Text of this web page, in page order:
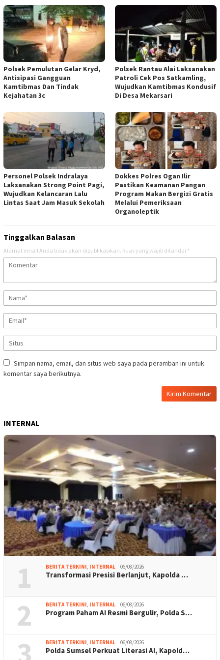
Polsek Pemulutan Gelar Kryd,
Antisipasi Gangguan
Kamtibmas Dan Tindak
Kejahatan 3c
Polsek Rantau Alai Laksanakan
Patroli Cek Pos Satkamling,
Wujudkan Kamtibmas Kondusif
Di Desa Mekarsari
Personel Polsek Indralaya
Laksanakan Strong Point Pagi,
Wujudkan Kelancaran Lalu
Lintas Saat Jam Masuk Sekolah
Dokkes Polres Ogan Ilir
Pastikan Keamanan Pangan
Program Makan Bergizi Gratis
Melalui Pemeriksaan
Organoleptik
Tinggalkan Balasan
Alamat email Anda tidak akan dipublikasikan. Ruas yang wajib ditandai *
Simpan nama, email, dan situs web saya pada peramban ini untuk
komentar saya berikutnya.
INTERNAL
1 BERITA TERKINI, INTERNAL 06/08/2026
Transformasi Presisi Berlanjut, Kapolda …
2 BERITA TERKINI, INTERNAL 06/08/2026
Program Paham AI Resmi Bergulir, Polda S…
BERITA TERKINI, INTERNAL 06/08/2026
Polda Sumsel Perkuat Literasi AI, Kapold…